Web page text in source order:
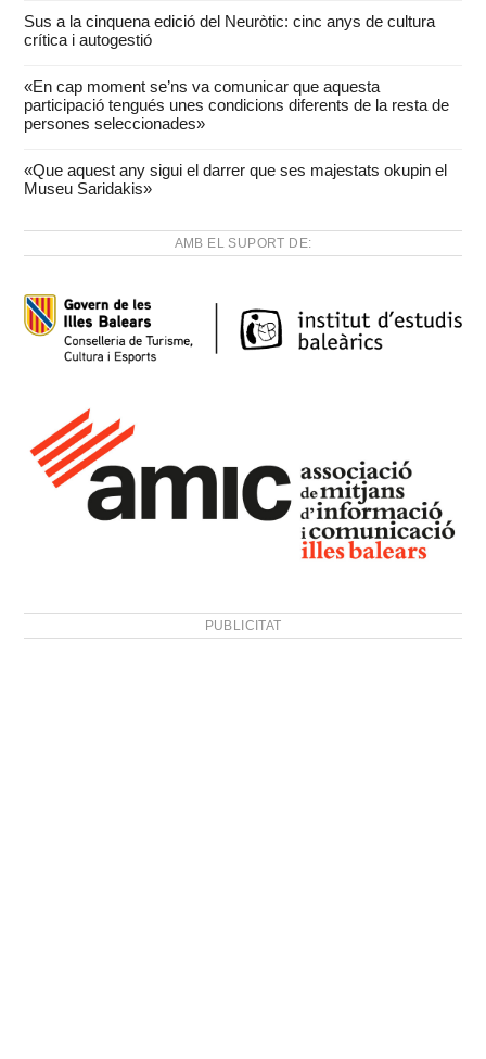
Sus a la cinquena edició del Neuròtic: cinc anys de cultura
crítica i autogestió
«En cap moment se’ns va comunicar que aquesta
participació tengués unes condicions diferents de la resta de
persones seleccionades»
«Que aquest any sigui el darrer que ses majestats okupin el
Museu Saridakis»
AMB EL SUPORT DE:
PUBLICITAT